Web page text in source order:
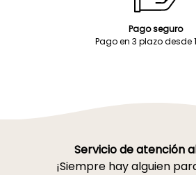
Pago seguro
Pago en 3 plazo desde
Servicio de atención
¡Siempre hay alguien